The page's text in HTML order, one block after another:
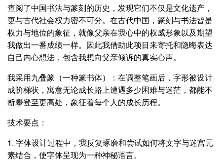
查阅了中国书法与篆刻的历史，发现它们不仅是文化遗产，
更与古代社会权力密不可分。在古代中国，篆刻与书法皆是
权力与地位的象征，就像父亲在我心中的权威形象以及期望
我做出一番成绩一样。因此我借助此项目来寄托和隐晦表达
自己内心想法，包含我想向父亲倾诉的真实心声。
我采用九叠篆（一种篆书体）：在调整笔画后，字形被设计
成阶梯状，寓意无论成长路上遭遇多少困难与迷茫，都能不
断攀登至更高处，象征着每个人的成长历程。
技术要点：
1. 字体设计过程中，我反复琢磨和尝试如何将文字与迷宫元
素结合，使字体呈现为一种神秘语言。